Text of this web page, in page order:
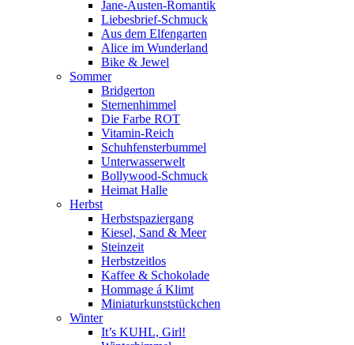
Jane-Austen-Romantik
Liebesbrief-Schmuck
Aus dem Elfengarten
Alice im Wunderland
Bike & Jewel
Sommer
Bridgerton
Sternenhimmel
Die Farbe ROT
Vitamin-Reich
Schuhfensterbummel
Unterwasserwelt
Bollywood-Schmuck
Heimat Halle
Herbst
Herbstspaziergang
Kiesel, Sand & Meer
Steinzeit
Herbstzeitlos
Kaffee & Schokolade
Hommage á Klimt
Miniaturkunststückchen
Winter
It’s KUHL, Girl!